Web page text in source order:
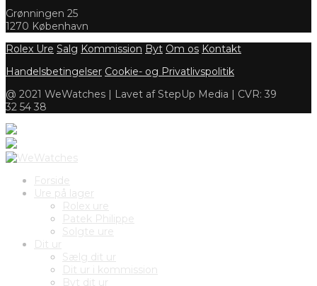
Grønningen 25
1270 København
Rolex Ure Salg Kommission Byt Om os Kontakt
Handelsbetingelser Cookie- og Privatlivspolitik
@ 2021 WeWatches | Lavet af StepUp Media | CVR: 39
32 54 38
Forside
Ure på lager
Rolex ure
Patek Philippe
Solgte ure
Dit ur
Sælg dit ur
Dit ur i kommission
Byt dit ur